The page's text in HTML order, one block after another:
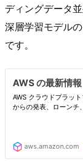
ディングデータ
深層学習モデル
です。